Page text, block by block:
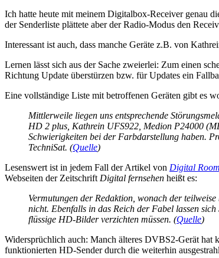
Ich hatte heute mit meinem Digitalbox-Receiver genau
der Senderliste plättete aber der Radio-Modus den
Interessant ist auch, dass manche Geräte z.B. von
Lernen lässt sich aus der Sache zweierlei: Zum einen
Richtung Update überstürzen bzw. für Updates ein
Eine vollständige Liste mit betroffenen Geräten gibt es
Mittlerweile liegen uns entsprechende
HD 2 plus, Kathrein UFS922, Medion P24000
Schwierigkeiten bei der Farbdarstellung haben.
TechniSat. (Quelle)
Lesenswert ist in jedem Fall der Artikel von Digital Room
Webseiten der ZeitschriftDigital fernsehen heißt es:
Vermutungen der Redaktion, wonach der
nicht. Ebenfalls in das Reich der Fabel lassen
flüssige HD-Bilder verzichten müssen. (Quelle)
Widersprüchlich auch: Manch älteres DVBS2-Gerät hat
funktionierten HD-Sender durch die weiterhin